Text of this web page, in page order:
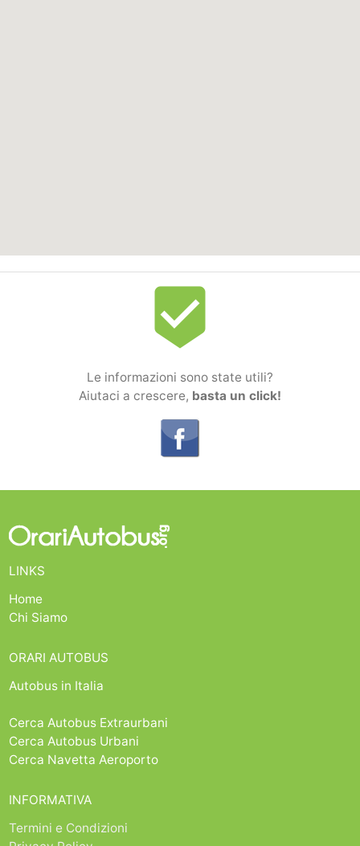
beenhere
Le informazioni sono state utili?
Aiutaci a crescere, basta un click!
LINKS
Home
Chi Siamo
ORARI AUTOBUS
Autobus in Italia
Cerca Autobus Extraurbani
Cerca Autobus Urbani
Cerca Navetta Aeroporto
INFORMATIVA
Termini e Condizioni